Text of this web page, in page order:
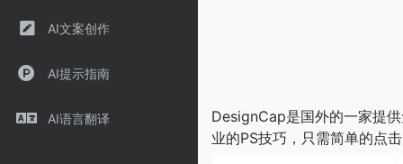
AI文案创作
AI提示指南
AI语言翻译
DesignCap是国外的一家提
业的PS技巧，只需简单的点